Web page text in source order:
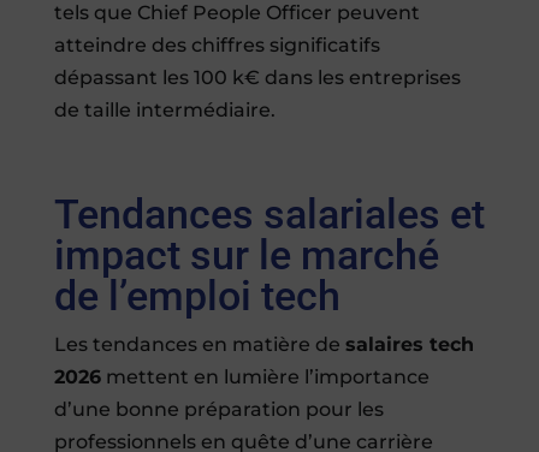
tels que Chief People Officer peuvent
atteindre des chiffres significatifs
dépassant les 100 k€ dans les entreprises
de taille intermédiaire.
Tendances salariales et
impact sur le marché
de l’emploi tech
Les tendances en matière de salaires tech
2026mettent en lumière l’importance
d’une bonne préparation pour les
professionnels en quête d’une carrière